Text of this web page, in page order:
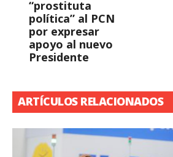
“prostituta
política” al PCN
por expresar
apoyo al nuevo
Presidente
ARTÍCULOS RELACIONADOS